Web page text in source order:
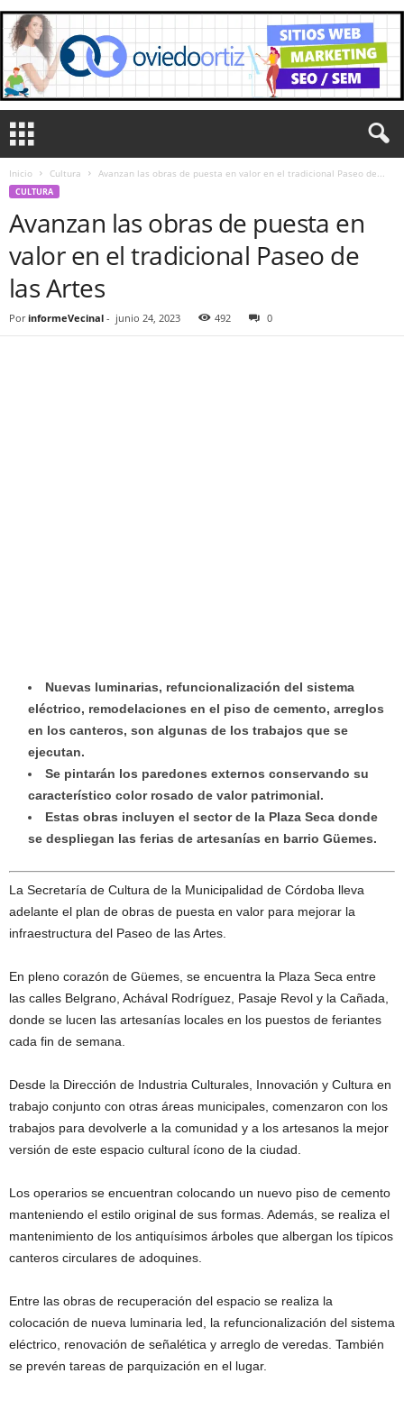
Inicio Cultura Avanzan las obras de puesta en valor en el tradicional Paseo de...
CULTURA
Avanzan las obras de puesta en
valor en el tradicional Paseo de
las Artes
Por informeVecinal - junio 24, 2023 492 0
Nuevas luminarias, refuncionalización del sistema
eléctrico, remodelaciones en el piso de cemento, arreglos
en los canteros, son algunas de los trabajos que se
ejecutan.
Se pintarán los paredones externos conservando su
característico color rosado de valor patrimonial.
Estas obras incluyen el sector de la Plaza Seca donde
se despliegan las ferias de artesanías en barrio Güemes.
La Secretaría de Cultura de la Municipalidad de Córdoba lleva
adelante el plan de obras de puesta en valor para mejorar la
infraestructura del Paseo de las Artes.
En pleno corazón de Güemes, se encuentra la Plaza Seca entre
las calles Belgrano, Achával Rodríguez, Pasaje Revol y la Cañada,
donde se lucen las artesanías locales en los puestos de feriantes
cada fin de semana.
Desde la Dirección de Industria Culturales, Innovación y Cultura en
trabajo conjunto con otras áreas municipales, comenzaron con los
trabajos para devolverle a la comunidad y a los artesanos la mejor
versión de este espacio cultural ícono de la ciudad.
Los operarios se encuentran colocando un nuevo piso de cemento
manteniendo el estilo original de sus formas. Además, se realiza el
mantenimiento de los antiquísimos árboles que albergan los típicos
canteros circulares de adoquines.
Entre las obras de recuperación del espacio se realiza la
colocación de nueva luminaria led, la refuncionalización del sistema
eléctrico, renovación de señalética y arreglo de veredas. También
se prevén tareas de parquización en el lugar.